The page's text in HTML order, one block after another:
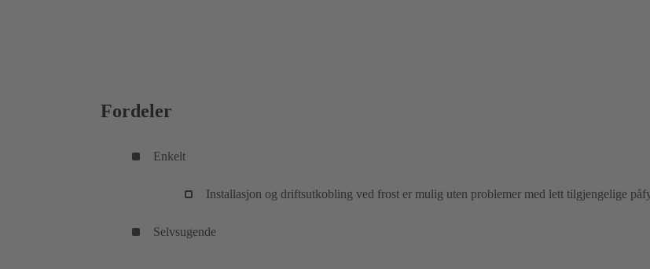
Fordeler
Enkelt
Installasjon og driftsutkobling ved frost er mulig uten problemer med lett tilgjengelige
Selvsugende